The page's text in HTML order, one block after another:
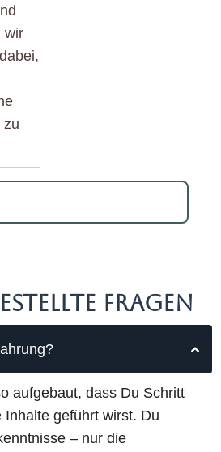
wir
zu
FRAGEN
aufgebaut, dass Du Schritt
geführt wirst. Du
– nur die